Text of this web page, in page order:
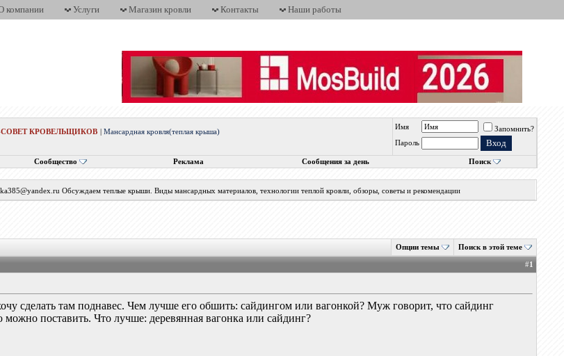
компании Услуги Магазин кровли Контакты Наши работы
КРОВЕЛЬЩИКОВ |Мансардная кровля(теплая крыша)
Имя
Запомнить?
Пароль
Сообщество Реклама Сообщения за день Поиск
Обсуждаем теплые крыши. Виды мансардных материалов, технологии теплой кровли, обзоры, советы и рекомендации
Опции темы Поиск в этой теме
#1
сделать там поднавес. Чем лучше его обшить: сайдингом или вагонкой? Муж говорит, что сайдинг
можно поставить. Что лучше: деревянная вагонка или сайдинг?